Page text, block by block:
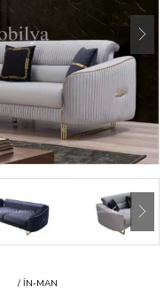
/ IN-MAN